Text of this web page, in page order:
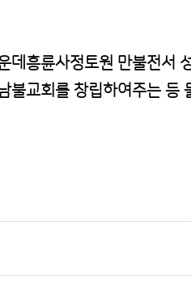
데흥륜사정토원 만불전서
불교회를 창립하여주는 등